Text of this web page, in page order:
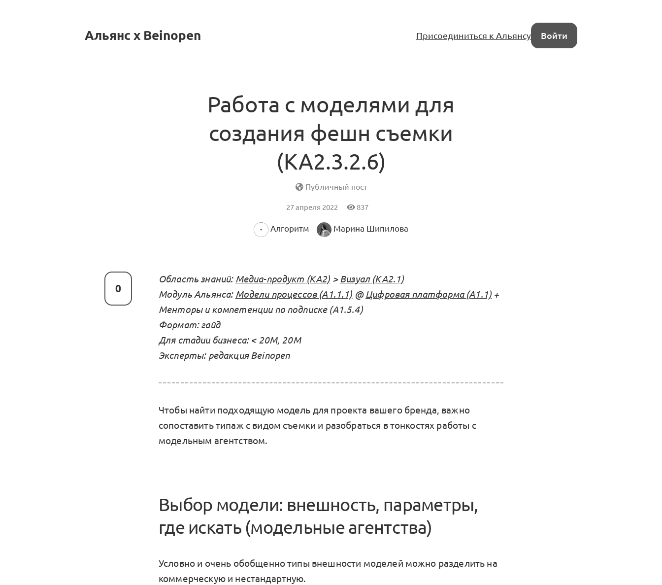
Альянс x Beinopen Присоединиться к Альянсу Войти
Работа с моделями для
создания фешн съемки
(KA2.3.2.6)
Публичный пост
27 апреля 2022 837
Алгоритм Марина Шипилова
0
Область знаний: Медиа-продукт (KA2) > Визуал (KA2.1)
Модуль Альянса: Модели процессов (А1.1.1) @ Цифровая платформа (А1.1) +
Менторы и компетенции по подписке (А1.5.4)
Формат: гайд
Для стадии бизнеса: < 20М, 20М
Эксперты: редакция Beinopen
Чтобы найти подходящую модель для проекта вашего бренда, важно
сопоставить типаж с видом съемки и разобраться в тонкостях работы с
модельным агентством.
Выбор модели: внешность, параметры,
где искать (модельные агентства)
Условно и очень обобщенно типы внешности моделей можно разделить на
коммерческую и нестандартную.